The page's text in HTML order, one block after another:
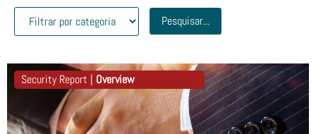
Pesquisar...
Security Report | Overview